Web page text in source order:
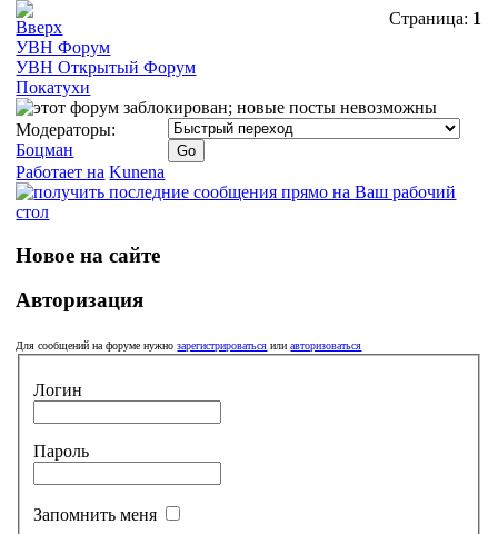
Страница: 1
УВН Форум
УВН Открытый Форум
Покатухи
Модераторы:
Боцман
Работает на Kunena
Новое на сайте
Авторизация
Для сообщений на форуме нужнозарегистрироваться илиавторизоваться
Логин
Пароль
Запомнить меня